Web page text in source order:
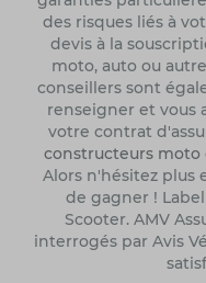
des risques liés à
devis à la
moto, auto ou
conseillers sont
renseigner et vous
votre contrat
constructeurs moto
Alors n'hésitez plus
de gagner !
Scooter. AMV
interrogés par Avis